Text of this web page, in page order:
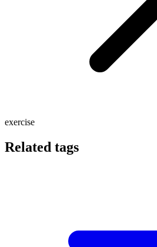
exercise
Related tags